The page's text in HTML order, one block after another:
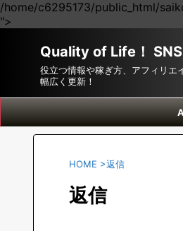
/home/c6295173/public_html/
">
Quality of Life！
役立つ情報や稼ぎ方、アフィリエ
幅広く更新！
HOME >返信
返信